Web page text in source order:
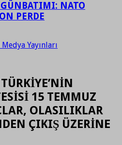
NATO
PERDE
Yayınları
15 TEMMUZ
OLASILIKLAR
ÇIKIŞ ÜZERİNE